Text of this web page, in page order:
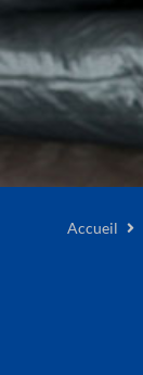
Accueil